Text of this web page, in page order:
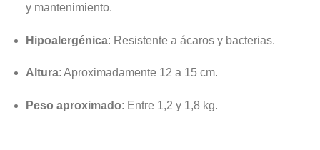
y mantenimiento.
Hipoalergénica: Resistente a ácaros y bacterias.
Altura: Aproximadamente 12 a 15 cm.
Peso aproximado: Entre 1,2 y 1,8 kg.